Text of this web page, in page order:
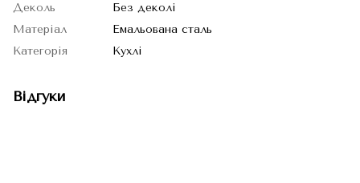
Деколь
Без деколі
Матеріал
Емальована сталь
Категорія
Кухлі
Відгуки